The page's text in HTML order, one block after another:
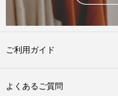
ご利用ガイド
よくあるご質問